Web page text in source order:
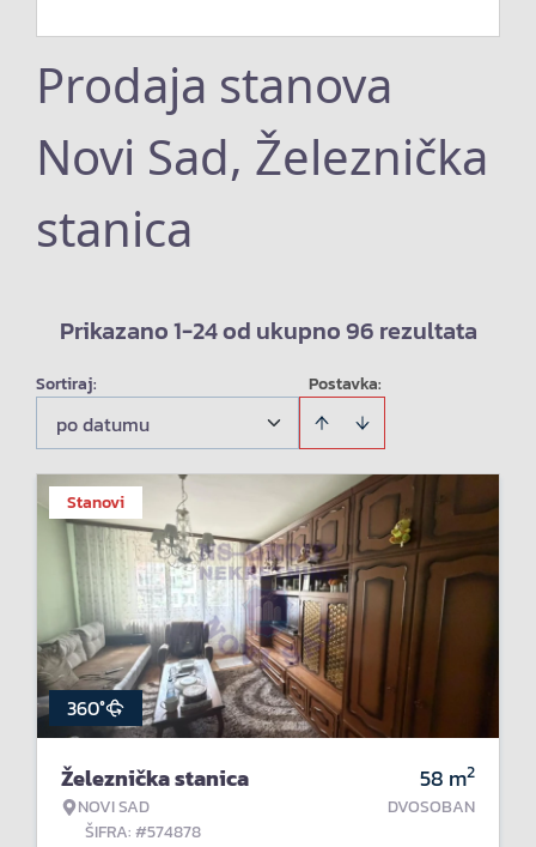
Prodaja stanova
Novi Sad, Železnička
stanica
Prikazano 1-24 od ukupno 96 rezultata
Postavka:
Sortiraj:
po datumu
Stanovi
360°
Železnička stanica
NOVI SAD
ŠIFRA: #574878
58 m2
DVOSOBAN